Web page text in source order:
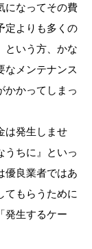
になってその費
定よりも多くの
という方、かな
なメンテナンス
かかってしまっ
は発生しませ
うちに』といっ
優良業者ではあ
てもらうために
発生するケー